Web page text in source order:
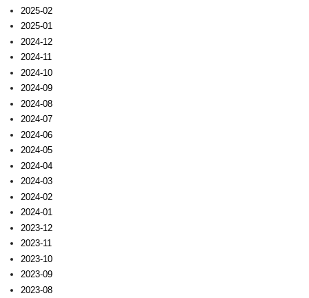
2025-02
2025-01
2024-12
2024-11
2024-10
2024-09
2024-08
2024-07
2024-06
2024-05
2024-04
2024-03
2024-02
2024-01
2023-12
2023-11
2023-10
2023-09
2023-08